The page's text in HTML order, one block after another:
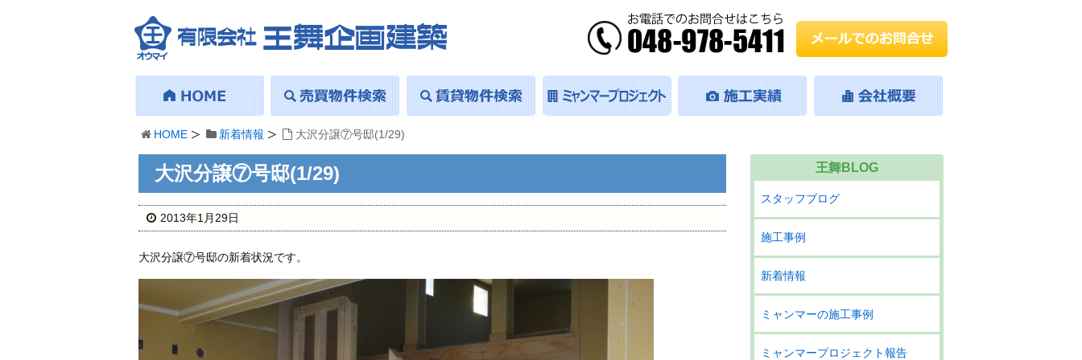
HOME 新着情報 大沢分譲⑦号邸(1/29)
大沢分譲⑦号邸(1/29)
2013年1月29日
大沢分譲⑦号邸の新着状況です。
王舞BLOG
スタッフブログ
施工事例
新着情報
ミャンマーの施工事例
ミャンマープロジェクト報告